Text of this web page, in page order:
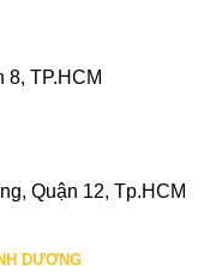
8, TP.HCM
Quận 12, Tp.HCM
DƯƠNG